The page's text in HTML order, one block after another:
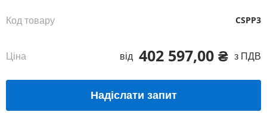
402 597,00 ₴ з ПДВ
Ціна від
Код товару CSPP3
Надіслати запит